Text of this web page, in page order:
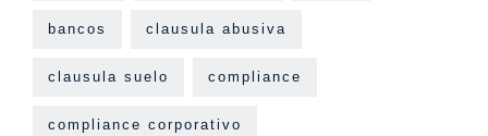
bancos clausula abusiva
clausula suelo compliance
compliance corporativo